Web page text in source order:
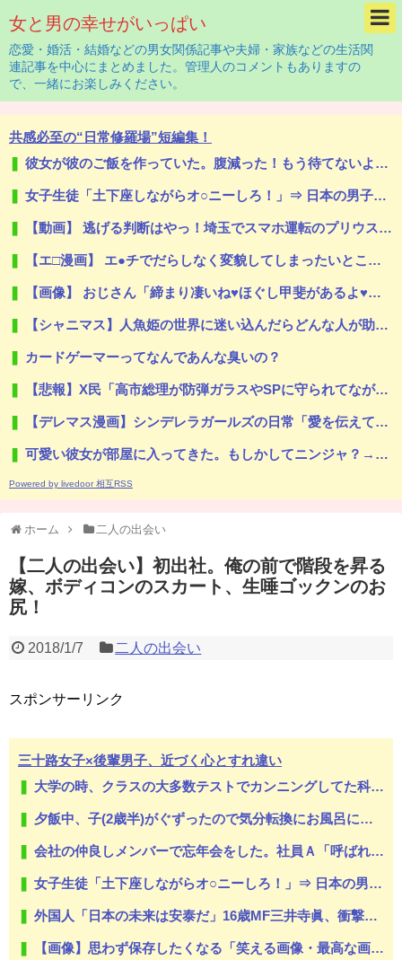
女と男の幸せがいっぱい
恋愛・婚活・結婚などの男女関係記事や夫婦・家族などの生活関
連記事を中心にまとめました。管理人のコメントもありますの
で、一緒にお楽しみください。
共感必至の“日常修羅場”短編集！
彼女が彼のご飯を作っていた。腹減った！もう待てないよぉ！ → 彼はこんな様子です…
女子生徒「土下座しながらオ○ニーしろ！」⇒ 日本の男子生徒への性的いじめ動画がエ□すぎる
【動画】 逃げる判断はやっ！埼玉でスマホ運転のプリウスに当て逃げされる車載。
【エ□漫画】 エ●チでだらしなく変貌してしまったいとこのお姉ちゃんにチン●ン搾り取られちゃうショタ君…！
【画像】 おじさん「締まり凄いね♥ほぐし甲斐があるよ♥」友達との買い物の為にサクッとパパ活する女さん
【シャニマス】人魚姫の世界に迷い込んだらどんな人が助けてくれたか、をアイドルの誕生日で見たら
カードゲーマーってなんであんな臭いの？
【悲報】X民「高市総理が防弾ガラスやSPに守られてながら平和式典でスピーチして「広島から出て行け！と何度も叫ばれるような人！」 ← 突っ込み殺到 ………
【デレマス漫画】シンデレラガールズの日常「愛を伝えて♡」を公開
可愛い彼女が部屋に入ってきた。もしかしてニンジャ？→スタイリッシュな動きはこちらです…
Powered by livedoor 相互RSS
ホーム 二人の出会い
【二人の出会い】初出社。俺の前で階段を昇る
嫁、ボディコンのスカート、生唾ゴックンのお
尻！
2018/1/7 二人の出会い
スポンサーリンク
三十路女子×後輩男子、近づく心とすれ違い
大学の時、クラスの大多数テストでカンニングしてた科目があった。で、カンニングしてない私が笑われた
夕飯中、子(2歳半)がぐずったので気分転換にお風呂に入れて出てきたら「皿を片付けてないでしょ！義祖母が洗ったんだけど！？なめてるの？バカにしてるの？」と言われた…
会社の仲良しメンバーで忘年会をした。社員Ａ「呼ばれてない！」私（なぜ今年も呼ばれると思うのか…）→ Ａは『食べ物』になると豹変・・・
女子生徒「土下座しながらオ○ニーしろ！」⇒ 日本の男子生徒への性的いじめ動画がエ□すぎる
外国人「日本の未来は安泰だ」16歳MF三井寺眞、衝撃ゴール！久保建英超え歴代2位の記録！3得点に絡む活躍で海外絶賛！【海外の反応】
【画像】思わず保存したくなる「笑える画像・最高な画像」貼っていけwww